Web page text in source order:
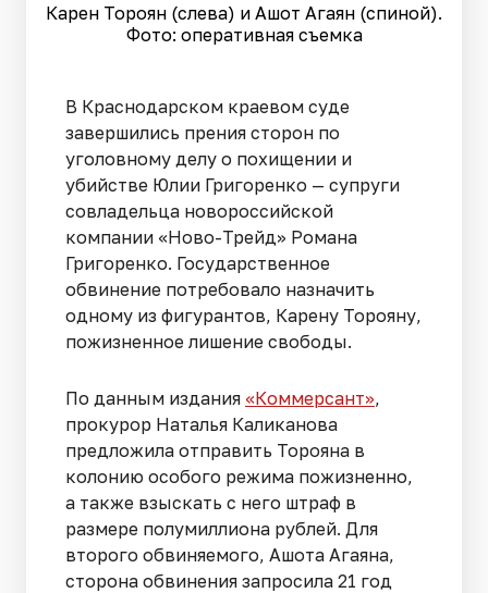
Карен Тороян (слева) и Ашот Агаян (спиной).
Фото: оперативная съемка
В Краснодарском краевом суде
завершились прения сторон по
уголовному делу о похищении и
убийстве Юлии Григоренко — супруги
совладельца новороссийской
компании «Ново-Трейд» Романа
Григоренко. Государственное
обвинение потребовало назначить
одному из фигурантов, Карену Торояну,
пожизненное лишение свободы.
По данным издания «Коммерсант»,
прокурор Наталья Каликанова
предложила отправить Торояна в
колонию особого режима пожизненно,
а также взыскать с него штраф в
размере полумиллиона рублей. Для
второго обвиняемого, Ашота Агаяна,
сторона обвинения запросила 21 год